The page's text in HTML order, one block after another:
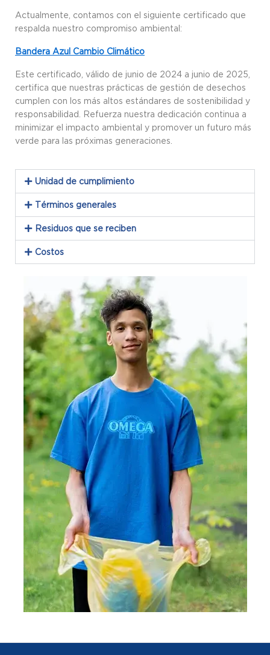
Actualmente, contamos con el siguiente certificado que
respalda nuestro compromiso ambiental:
Bandera Azul Cambio Climático
Este certificado, válido de junio de 2024 a junio de 2025,
certifica que nuestras prácticas de gestión de desechos
cumplen con los más altos estándares de sostenibilidad y
responsabilidad. Refuerza nuestra dedicación continua a
minimizar el impacto ambiental y promover un futuro más
verde para las próximas generaciones.
Unidad de cumplimiento
Términos generales
Residuos que se reciben
Costos